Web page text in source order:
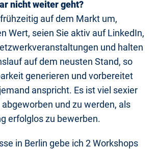
nicht weiter geht?
auf dem Markt um,
Wert, seien Sie aktiv auf LinkedIn,
und halten
auf dem neusten Stand, so
generieren und vorbereitet
anspricht. Es ist viel sexier
und zu werden, als
erfolglos zu bewerben.
in Berlin gebe ich 2 Workshops